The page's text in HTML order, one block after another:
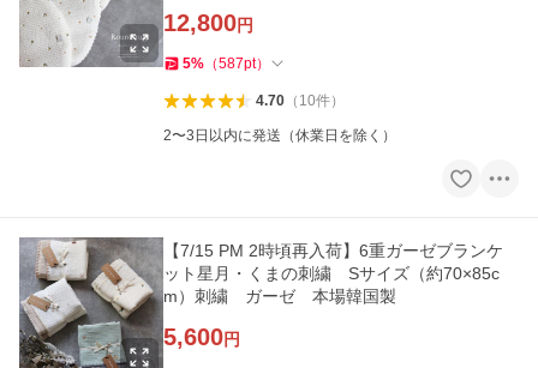
12,800円
5% （587pt）
4.70（ 10件）
2〜3日以内に発送（休業日を除く）
【7/15 PM 2時頃再入荷】6重ガーゼブランケ
ット星月・くまの刺繍 Sサイズ（約70×85c
m）刺繍 ガーゼ 本場韓国製
5,600円